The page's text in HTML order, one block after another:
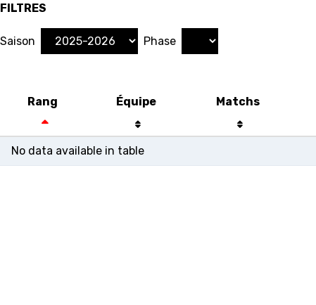
FILTRES
Saison Phase
Rang Équipe Matchs
No data available in table